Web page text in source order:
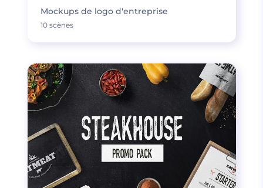
Mockups de logo d'entreprise
10 scènes